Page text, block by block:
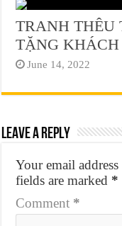
TRANH THÊU
TẶNG
June 14, 2022
Leave a Reply
Your email
fields are marked *
Comment *